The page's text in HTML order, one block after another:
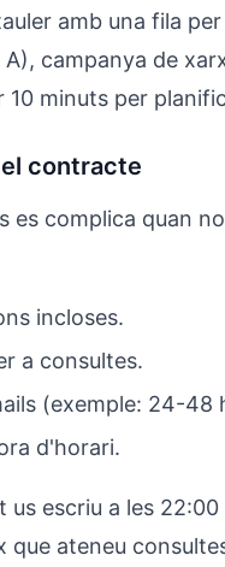
amb una fila
campanya de
10 minuts per
contracte
es complica quan
incloses.
a consultes.
(exemple: 24-48
d'horari.
us escriu a les
ateneu